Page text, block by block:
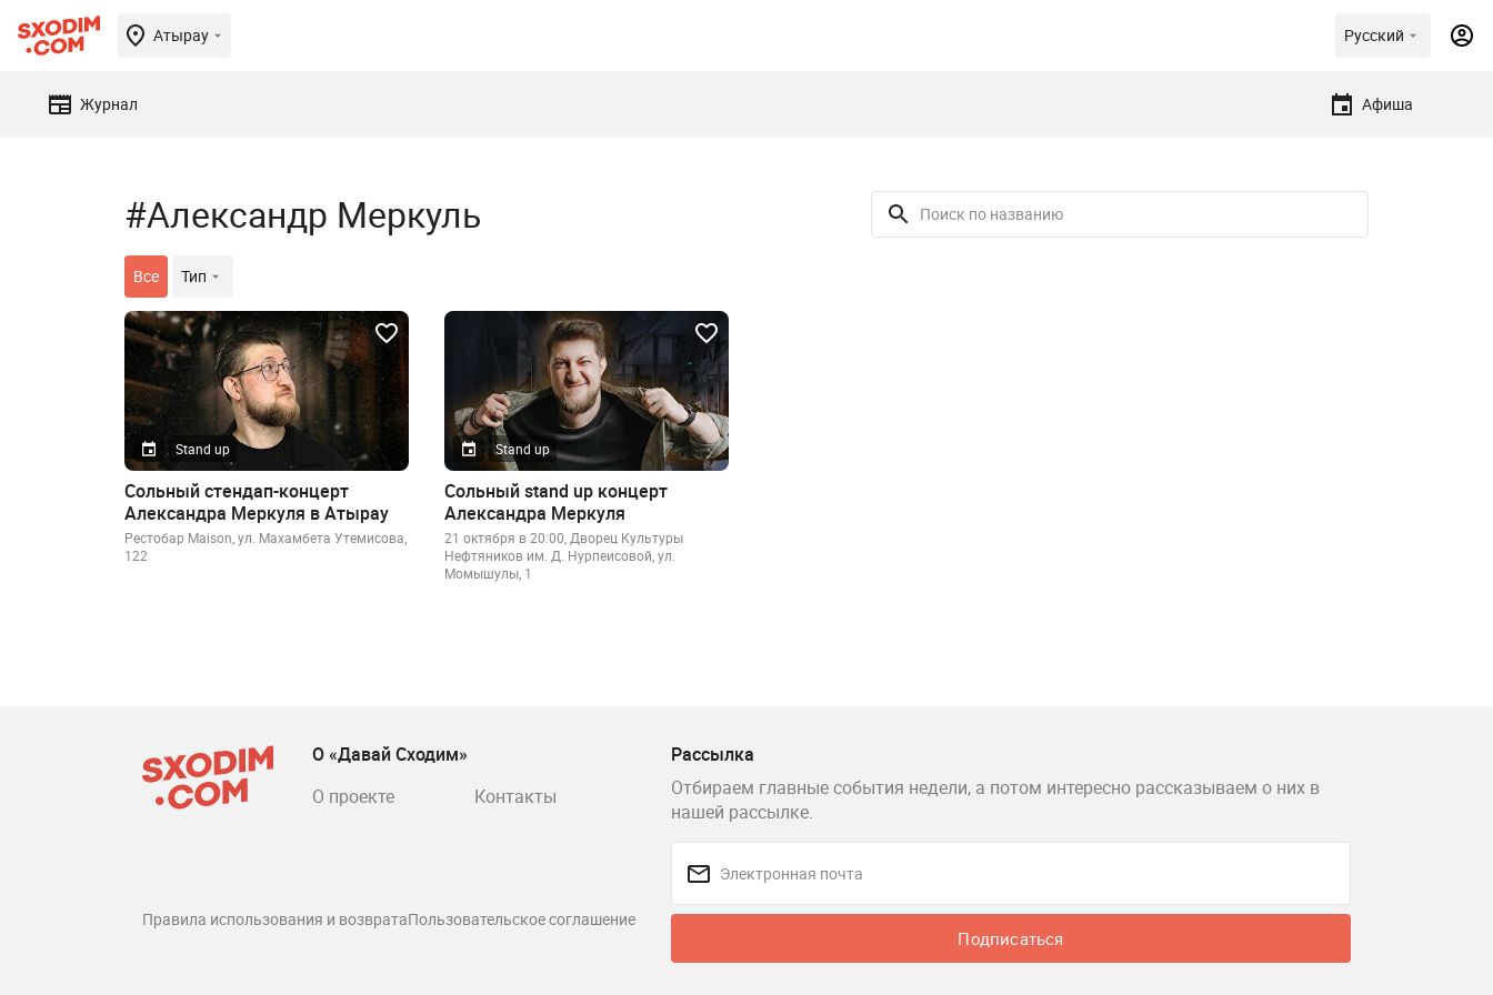
Атырау Русский
Журнал Афиша
#Александр Меркуль
Все Тип
Stand up
Сольный стендап-концерт
Александра Меркуля в Атырау
Рестобар Maison, ул. Махамбета Утемисова,
122
Stand up
Сольный stand up концерт
Александра Меркуля
21 октября в 20:00, Дворец Культуры
Нефтяников им. Д. Нурпеисовой, ул.
Момышулы, 1
Рассылка
Отбираем главные события недели, а потом интересно рассказываем о них в
нашей рассылке.
Подписаться
О «Давай Сходим»
О проекте
Контакты
Правила использования и возвратаПользовательское соглашение